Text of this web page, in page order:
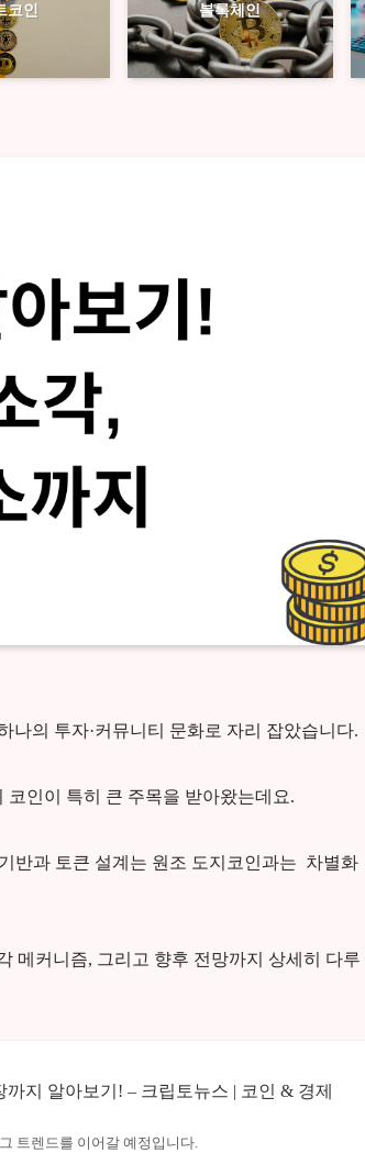
코인 블록체인
나의 투자·커뮤니티 문화로 자리 잡았습니다.
인이 특히 큰 주목을 받아왔는데요.
반과 토큰 설계는 원조 도지코인과는 차별화
메커니즘, 그리고 향후 전망까지 상세히 다루
지 알아보기! – 크립토뉴스 | 코인 & 경제
트렌드를 이어갈 예정입니다.